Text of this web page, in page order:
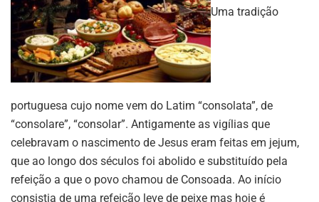
Uma tradição
portuguesa cujo nome vem do Latim “consolata”, de
“consolare”, “consolar”. Antigamente as vigílias que
celebravam o nascimento de Jesus eram feitas em jejum,
que ao longo dos séculos foi abolido e substituído pela
refeição a que o povo chamou de Consoada. Ao início
consistia de uma refeição leve de peixe mas hoje é